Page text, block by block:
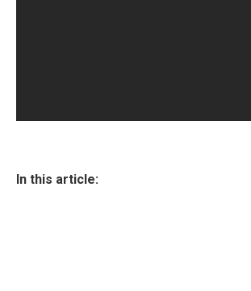
In this article: